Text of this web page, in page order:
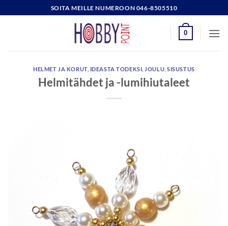
to
SOITA MEILLE NUMEROON 046-8505510
0
HELMET JA KORUT, IDEASTA TODEKSI JOULU ,SISUSTUS
Helmitähdet ja -lumihiutaleet